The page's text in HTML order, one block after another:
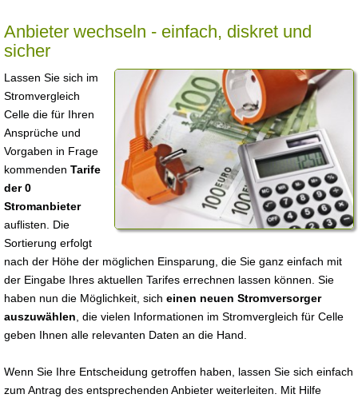
Anbieter wechseln - einfach, diskret und
sicher
Lassen Sie sich im
Stromvergleich
Celle die für Ihren
Ansprüche und
Vorgaben in Frage
kommenden Tarife
der 0
Stromanbieter
auflisten. Die
Sortierung erfolgt
nach der Höhe der möglichen Einsparung, die Sie ganz einfach mit
der Eingabe Ihres aktuellen Tarifes errechnen lassen können. Sie
haben nun die Möglichkeit, sich einen neuen Stromversorger
auszuwählen , die vielen Informationen im Stromvergleich für Celle
geben Ihnen alle relevanten Daten an die Hand.
Wenn Sie Ihre Entscheidung getroffen haben, lassen Sie sich einfach
zum Antrag des entsprechenden Anbieter weiterleiten. Mit Hilfe